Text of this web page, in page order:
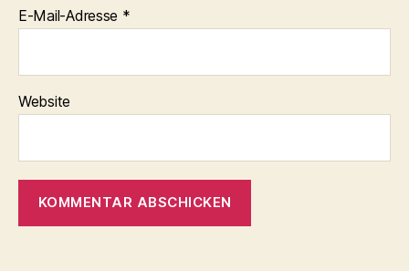
E-Mail-Adresse *
Website